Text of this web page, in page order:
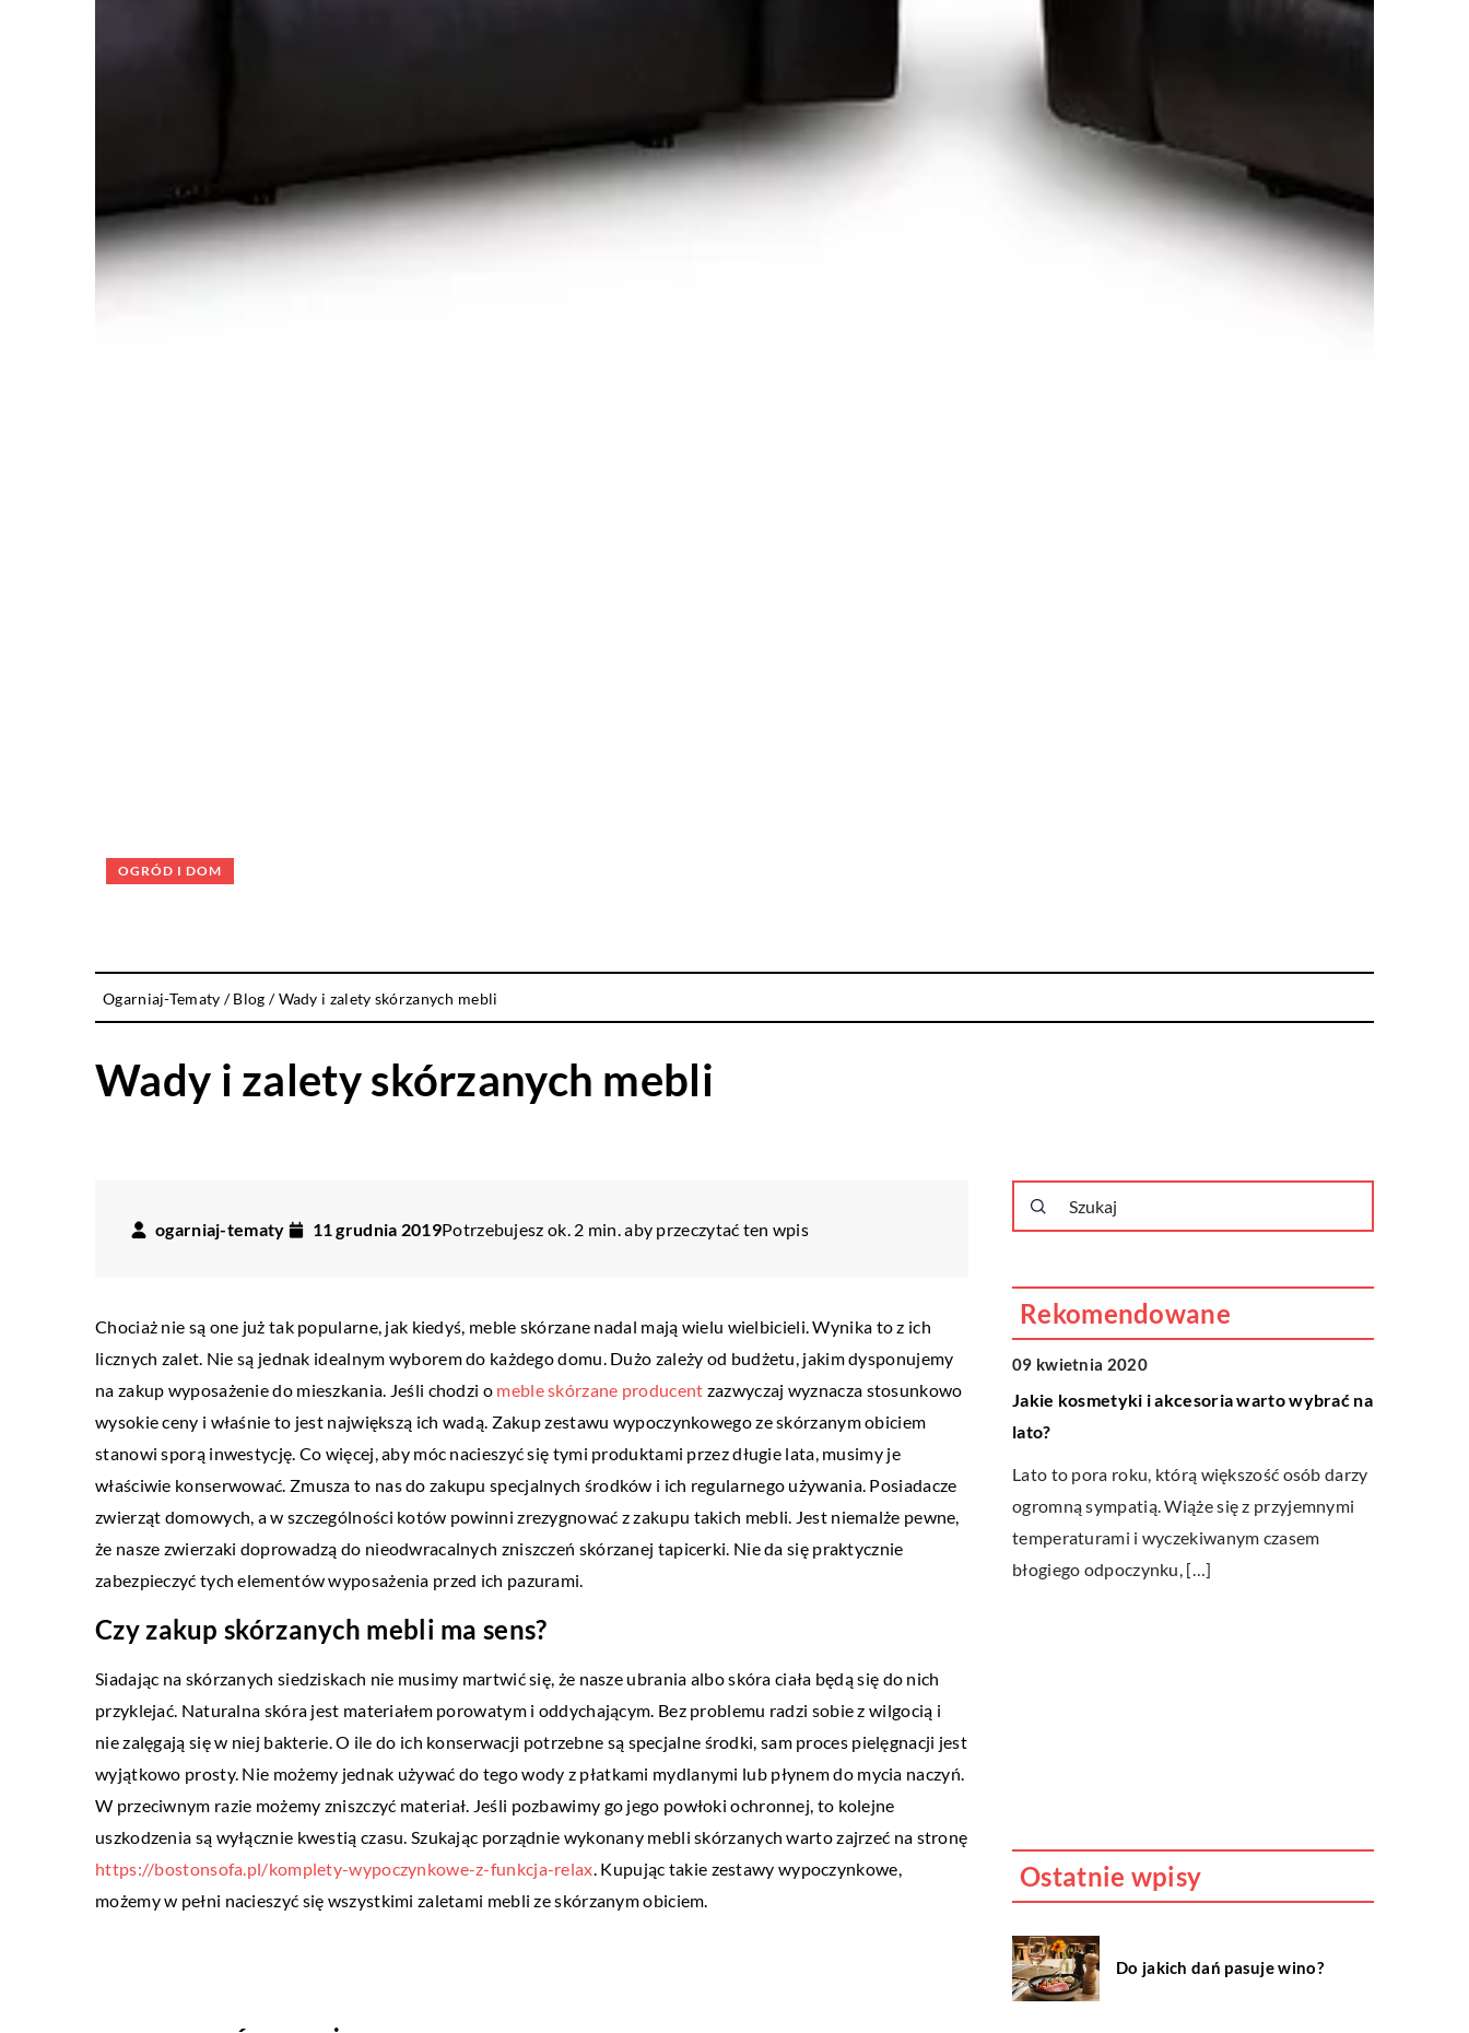
OGRÓD I DOM
Ogarniaj-Tematy /Blog /Wady i zalety skórzanych mebli
Wady i zalety skórzanych mebli
ogarniaj-tematy 11 grudnia 2019Potrzebujesz ok. 2 min. aby przeczytać ten wpis
Chociaż nie są one już tak popularne, jak kiedyś, meble skórzane nadal mają wielu wielbicieli. Wynika to z ich
licznych zalet. Nie są jednak idealnym wyborem do każdego domu. Dużo zależy od budżetu, jakim dysponujemy
na zakup wyposażenie do mieszkania. Jeśli chodzi o meble skórzane producent zazwyczaj wyznacza stosunkowo
wysokie ceny i właśnie to jest największą ich wadą. Zakup zestawu wypoczynkowego ze skórzanym obiciem
stanowi sporą inwestycję. Co więcej, aby móc nacieszyć się tymi produktami przez długie lata, musimy je
właściwie konserwować. Zmusza to nas do zakupu specjalnych środków i ich regularnego używania. Posiadacze
zwierząt domowych, a w szczególności kotów powinni zrezygnować z zakupu takich mebli. Jest niemalże pewne,
że nasze zwierzaki doprowadzą do nieodwracalnych zniszczeń skórzanej tapicerki. Nie da się praktycznie
zabezpieczyć tych elementów wyposażenia przed ich pazurami.
Czy zakup skórzanych mebli ma sens?
Siadając na skórzanych siedziskach nie musimy martwić się, że nasze ubrania albo skóra ciała będą się do nich
przyklejać. Naturalna skóra jest materiałem porowatym i oddychającym. Bez problemu radzi sobie z wilgocią i
nie zalęgają się w niej bakterie. O ile do ich konserwacji potrzebne są specjalne środki, sam proces pielęgnacji jest
wyjątkowo prosty. Nie możemy jednak używać do tego wody z płatkami mydlanymi lub płynem do mycia naczyń.
W przeciwnym razie możemy zniszczyć materiał. Jeśli pozbawimy go jego powłoki ochronnej, to kolejne
uszkodzenia są wyłącznie kwestią czasu. Szukając porządnie wykonany mebli skórzanych warto zajrzeć na stronę
https://bostonsofa.pl/komplety-wypoczynkowe-z-funkcja-relax. Kupując takie zestawy wypoczynkowe,
możemy w pełni nacieszyć się wszystkimi zaletami mebli ze skórzanym obiciem.
Rekomendowane
09 lipca 2020
Aranżacja wnętrza domu w nowoczesnym
wydaniu
TECHNIKA I MOTORYZACJA
Technologia rozwija się w zawrotnym tempie,
a każdego dnia pojawiają się nowe
rozwiązania i urządzenia elektroniczne, które
wprawiają w zachwyt […]
LIFESTYLE
09 kwietnia 2020
Jakie kosmetyki i akcesoria warto wybrać na
lato?
Lato to pora roku, którą większość osób darzy
ogromną sympatią. Wiąże się z przyjemnymi
temperaturami i wyczekiwanym czasem
błogiego odpoczynku, […]
Ostatnie wpisy
Do jakich dań pasuje wino?